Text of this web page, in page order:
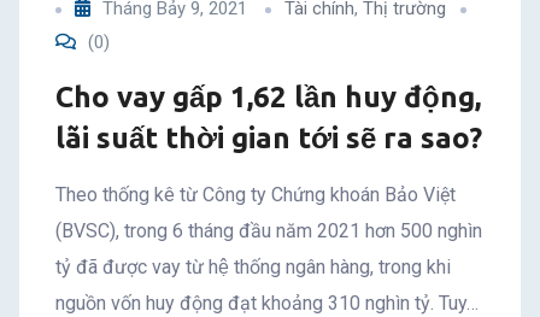
Tháng Bảy 9, 2021 Tài chính, Thị trường
(0)
Cho vay gấp 1,62 lần huy động,
lãi suất thời gian tới sẽ ra sao?
Theo thống kê từ Công ty Chứng khoán Bảo Việt
(BVSC), trong 6 tháng đầu năm 2021 hơn 500 nghìn
tỷ đã được vay từ hệ thống ngân hàng, trong khi
nguồn vốn huy động đạt khoảng 310 nghìn tỷ. Tuy…